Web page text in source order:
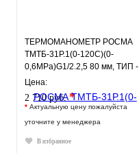
ТЕРМОМАНОМЕТР РОСМА
ТМТБ-31Р.1(0-120С)(0-
0,6MPa)G1/2.2,5 80 мм, ТИП -
ТМТБ-31Р, температура: 0-
120С,
Цена:
2 710 руб.*
* Актуальную цену пожалуйста
уточните у менеджера
В избранное